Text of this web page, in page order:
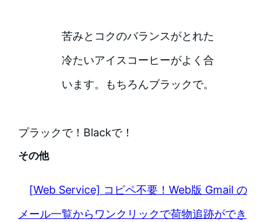
苦みとコクのバランスがとれた
冷たいアイスコーヒーがよく合
います。もちろんブラックで。
プラックで！Blackで！
その他
[Web Service] コピペ不要！Web版 Gmail の
メール一覧からワンクリックで荷物追跡ができ